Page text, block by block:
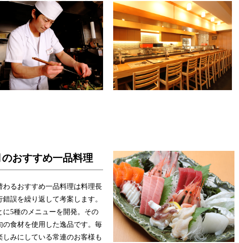
おすすめ一品料理
わるおすすめ一品料理は料理長
錯誤を繰り返して考案します。
に5種のメニューを開発。その
の食材を使用した逸品です。毎
しみにしている常連のお客様も